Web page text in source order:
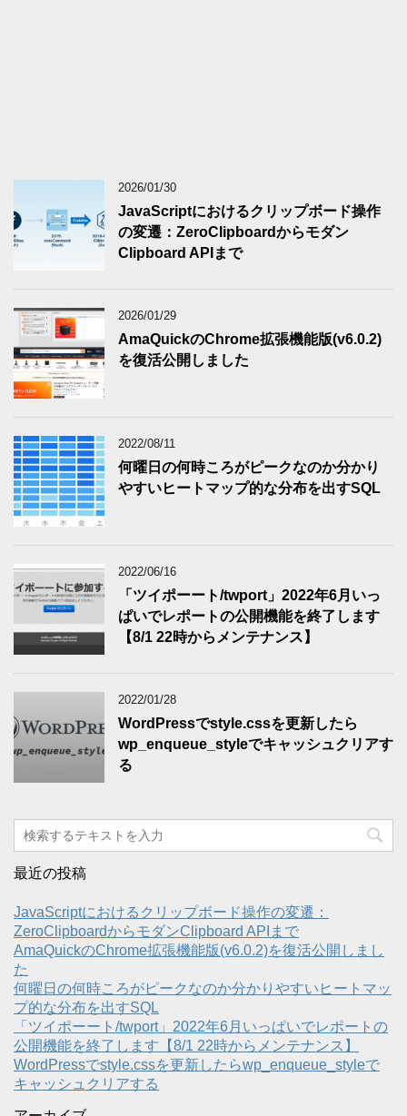
2026/01/30
JavaScriptにおけるクリップボード操作
の変遷：ZeroClipboardからモダン
Clipboard APIまで
2026/01/29
AmaQuickのChrome拡張機能版(v6.0.2)
を復活公開しました
2022/08/11
何曜日の何時ころがピークなのか分かり
やすいヒートマップ的な分布を出すSQL
2022/06/16
「ツイポーート/twport」2022年6月いっ
ぱいでレポートの公開機能を終了します
【8/1 22時からメンテナンス】
2022/01/28
WordPressでstyle.cssを更新したら
wp_enqueue_styleでキャッシュクリアす
る
最近の投稿
JavaScriptにおけるクリップボード操作の変遷：
ZeroClipboardからモダンClipboard APIまで
AmaQuickのChrome拡張機能版(v6.0.2)を復活公開しまし
た
何曜日の何時ころがピークなのか分かりやすいヒートマッ
プ的な分布を出すSQL
「ツイポーート/twport」2022年6月いっぱいでレポートの
公開機能を終了します【8/1 22時からメンテナンス】
WordPressでstyle.cssを更新したらwp_enqueue_styleで
キャッシュクリアする